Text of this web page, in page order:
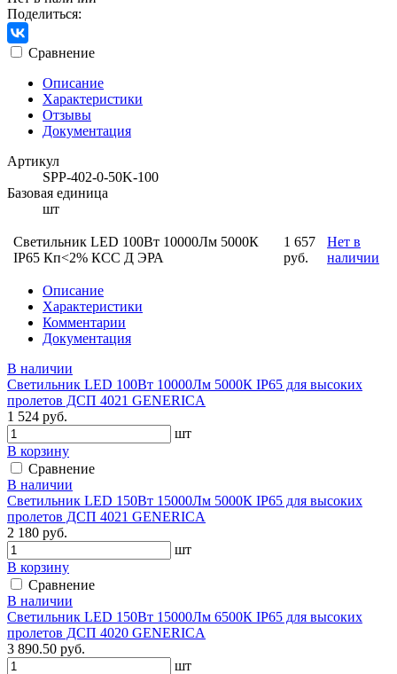
Поделиться:
Сравнение
Описание
Характеристики
Отзывы
Документация
Артикул
SPP-402-0-50K-100
Базовая единица
шт
Светильник LED 100Вт 10000Лм 5000К
IP65 Кп<2% КСС Д ЭРА
1 657
руб.
Нет в
наличии
Описание
Характеристики
Комментарии
Документация
В наличии
Светильник LED 100Вт 10000Лм 5000К IP65 для высоких
пролетов ДСП 4021 GENERICA
1 524 руб.
шт
В корзину
Сравнение
В наличии
Светильник LED 150Вт 15000Лм 5000К IP65 для высоких
пролетов ДСП 4021 GENERICA
2 180 руб.
шт
В корзину
Сравнение
В наличии
Светильник LED 150Вт 15000Лм 6500К IP65 для высоких
пролетов ДСП 4020 GENERICA
3 890.50 руб.
шт